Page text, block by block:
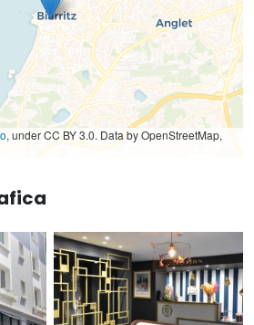
, under CC BY 3.0. Data by OpenStreetMap,